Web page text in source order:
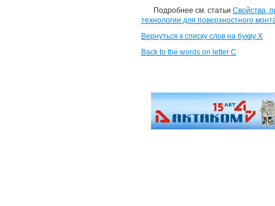
Подробнее см. статьи Свойства,
технологии для поверхностного
Вернуться к списку слов на букву Х
Back to the words on letter C